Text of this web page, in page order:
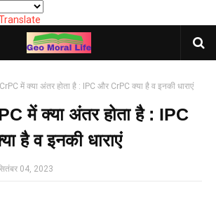
में क्या अंतर होता है : IPC और CrPC क्या है व इनकी धाराएं
में क्या अंतर होता है : IPC
है व इनकी धाराएं
04, 2023